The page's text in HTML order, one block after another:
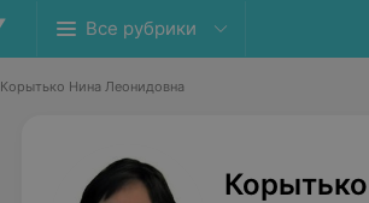
Все рубрики
Корытько Нина Леонидовна